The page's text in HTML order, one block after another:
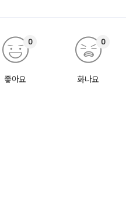
좋아요
0
화나요
0